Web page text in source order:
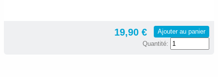
19,90 €
Ajouter au panier
Quantité: